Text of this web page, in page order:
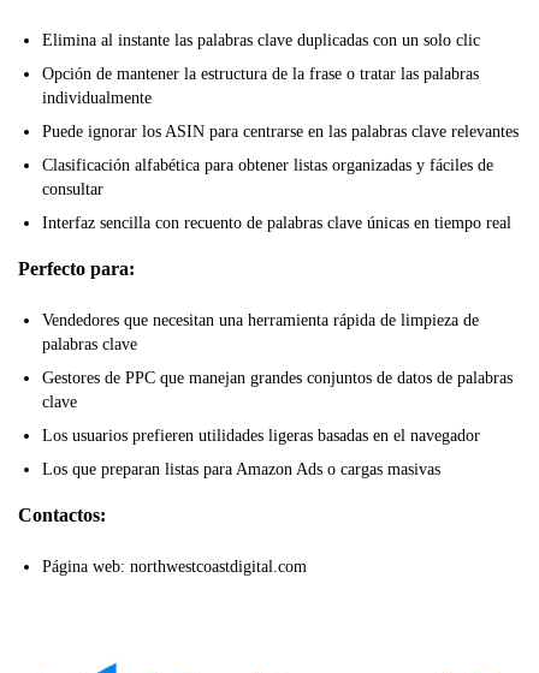
Elimina al instante las palabras clave duplicadas con un solo clic
Opción de mantener la estructura de la frase o tratar las palabras
individualmente
Puede ignorar los ASIN para centrarse en las palabras clave relevantes
Clasificación alfabética para obtener listas organizadas y fáciles de
consultar
Interfaz sencilla con recuento de palabras clave únicas en tiempo real
Perfecto para:
Vendedores que necesitan una herramienta rápida de limpieza de
palabras clave
Gestores de PPC que manejan grandes conjuntos de datos de palabras
clave
Los usuarios prefieren utilidades ligeras basadas en el navegador
Los que preparan listas para Amazon Ads o cargas masivas
Contactos:
Página web: northwestcoastdigital.com